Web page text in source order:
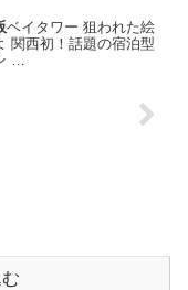
ベイタワー 狙われた絵
関西初！話題の宿泊型
…